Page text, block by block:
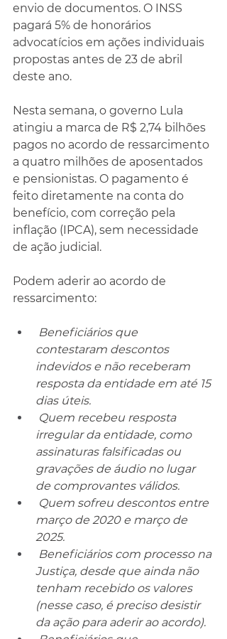
envio de documentos. O INSS
pagará 5% de honorários
advocatícios em ações individuais
propostas antes de 23 de abril
deste ano.
Nesta semana, o governo Lula
atingiu a marca de R$ 2,74 bilhões
pagos no acordo de ressarcimento
a quatro milhões de aposentados
e pensionistas. O pagamento é
feito diretamente na conta do
benefício, com correção pela
inflação (IPCA), sem necessidade
de ação judicial.
Podem aderir ao acordo de
ressarcimento:
contestaram descontos
indevidos e não receberam
resposta da entidade em até 15
dias úteis.
irregular da entidade, como
assinaturas falsificadas ou
gravações de áudio no lugar
de comprovantes válidos.
março de 2020 e março de
2025.
Justiça, desde que ainda não
tenham recebido os valores
(nesse caso, é preciso desistir
da ação para aderir ao acordo).